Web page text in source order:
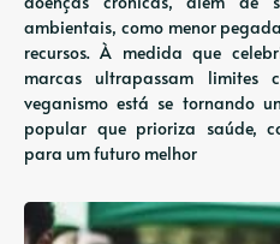
ambientais, como menor
recursos. À medida que
marcas ultrapassam limites
veganismo está se tornando
popular que prioriza saúde,
para um futuro melhor